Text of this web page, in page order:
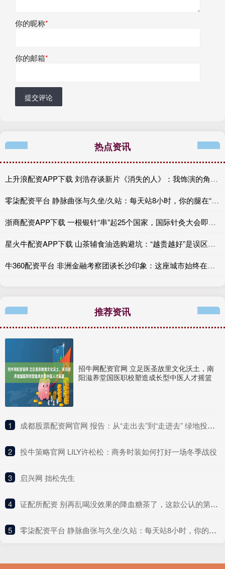
你的昵称*
你的邮箱*
提交评论
热点资讯
上升浪配资APP下载 刘浩存谈新片《消失的人》：我饰演的角色很坚强，勇敢、非常有力量
零柒配资平台 静脉曲张与久坐/久站：每天站8小时，你的腿在“求救”
浙商配资APP下载 一根银针“串”起25个国家，国际针灸大会即将在郑州启幕！
星火牛配资APP下载 山茶辅食油选购避坑：“越贵越好”是误区，2个核心指标必看
牛360配资平台 非洲金融考察团谈长沙印象：这座城市始终在不断发展壮大
推荐资讯
招牛网配资官网 立足医圣故里文化沃土，南
阳滋养堂国医职校塑造成长型中医人才摇篮
1 ​成都股票配资网官网 报告：从“走出去”到“走进去” 绿地投资是中企出海的破局之钥
2 ​投牛策略官网 LILY许松松：商务时装如何打好一场冬季战役
3 ​启兴网 拙松先生
4 ​证配所配资 别再乱喝没效果的降血糖茶了，这款公认的第一名才是真靠谱！
5 ​零柒配资平台 静脉曲张与久坐/久站：每天站8小时，你的腿在“求救”